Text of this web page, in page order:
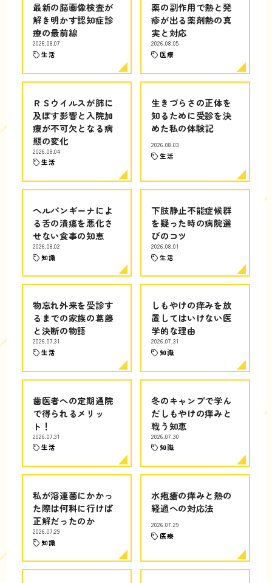
最新の脳画像検査が
解き明かす認知症診
療の最前線
2026.08.07
生活
薬の副作用で熱と発
疹が出る薬剤熱の真
実と対応
2026.08.05
医療
ＲＳウイルスが肺に
及ぼす影響と入院加
療が不可欠となる病
態の変化
2026.08.04
生活
生きづらさの正体を
知るために受診を決
めた私の体験記
2026.08.03
生活
ヘルパンギーナによ
る舌の潰瘍を悪化さ
せない食事の知恵
2026.08.02
知識
下肢静止不能症候群
を疑った時の病院選
びのコツ
2026.08.01
生活
物忘れ外来を受診す
るまでの家族の葛藤
と決断の物語
2026.07.31
生活
しもやけの痒みを放
置してはいけない医
学的な理由
2026.07.31
知識
歯医者への定期通院
で得られるメリッ
ト！
2026.07.31
生活
冬のキャンプで学ん
だしもやけの痒みと
戦う知恵
2026.07.30
知識
私が溶連菌にかかっ
た際は何科に行けば
正解だったのか
2026.07.29
知識
水疱瘡の痒みと熱の
経過への対応法
2026.07.29
医療